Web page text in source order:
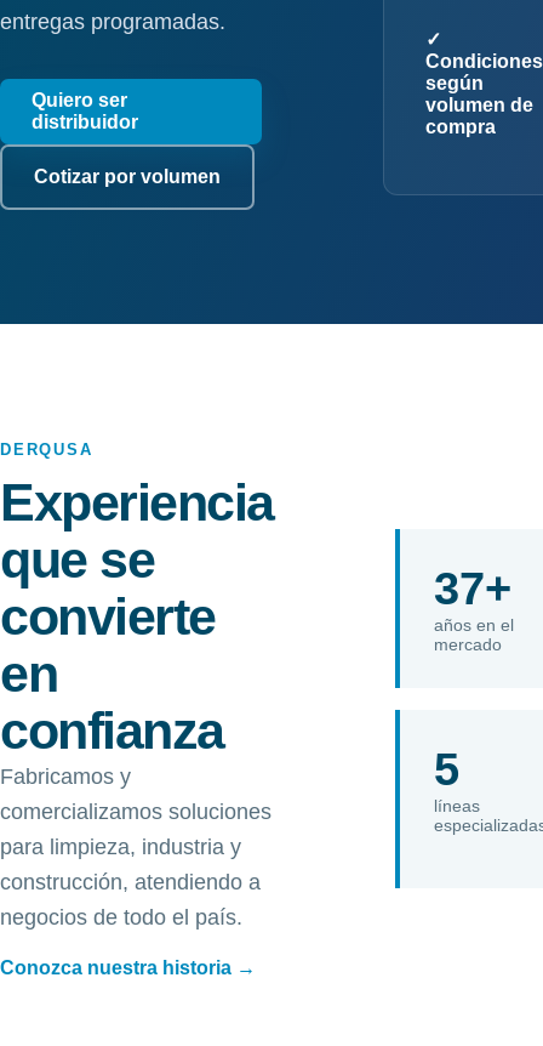
entregas programadas.
Quiero ser
distribuidor
Cotizar por volumen
✓
Condiciones
según
volumen de
compra
DERQUSA
Experiencia
que se
convierte
en
confianza
Fabricamos y
comercializamos soluciones
para limpieza, industria y
construcción, atendiendo a
negocios de todo el país.
Conozca nuestra historia →
37+
años en el
mercado
5
líneas